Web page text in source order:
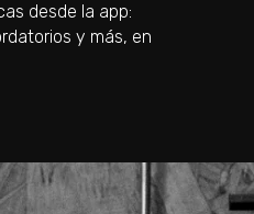
desde la app:
y más, en